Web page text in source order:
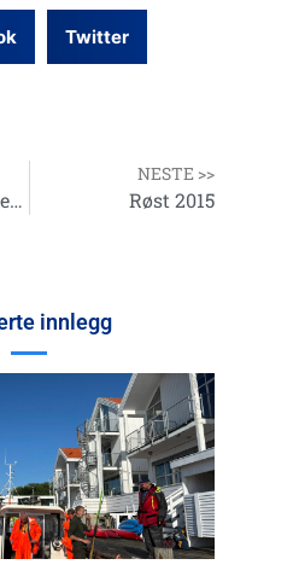
Twitter
Tanangerfestivalene 2015
NESTE >>
Røst 2015
innlegg